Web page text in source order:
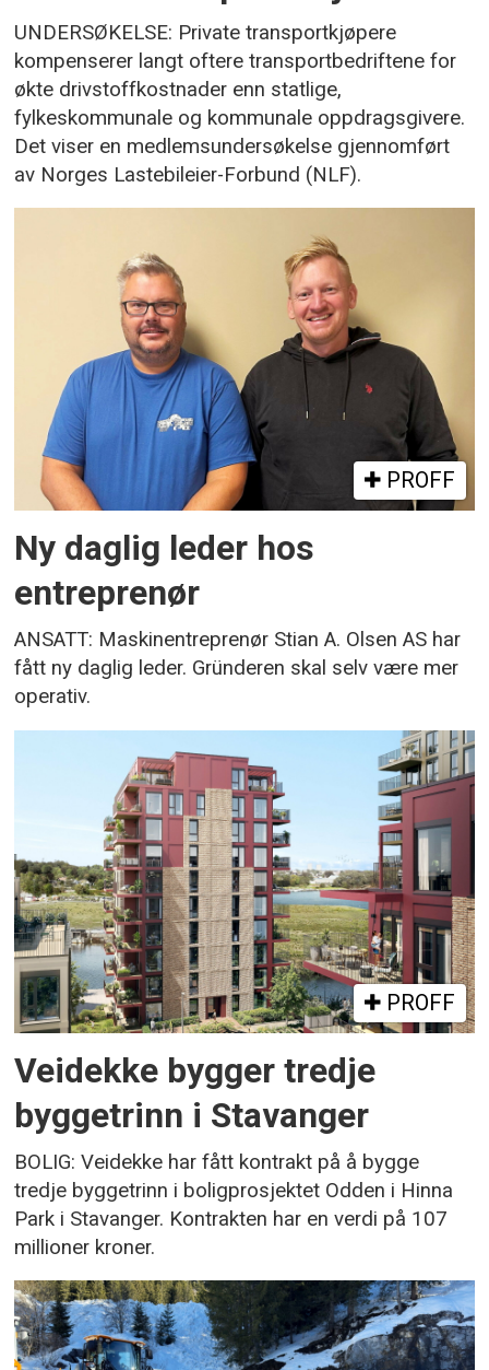
UNDERSØKELSE: Private transportkjøpere
kompenserer langt oftere transportbedriftene for
økte drivstoffkostnader enn statlige,
fylkeskommunale og kommunale oppdragsgivere.
Det viser en medlemsundersøkelse gjennomført
av Norges Lastebileier-Forbund (NLF).
PROFF
Ny daglig leder hos
entreprenør
ANSATT: Maskinentreprenør Stian A. Olsen AS har
fått ny daglig leder. Gründeren skal selv være mer
operativ.
PROFF
Veidekke bygger tredje
byggetrinn i Stavanger
BOLIG: Veidekke har fått kontrakt på å bygge
tredje byggetrinn i boligprosjektet Odden i Hinna
Park i Stavanger. Kontrakten har en verdi på 107
millioner kroner.